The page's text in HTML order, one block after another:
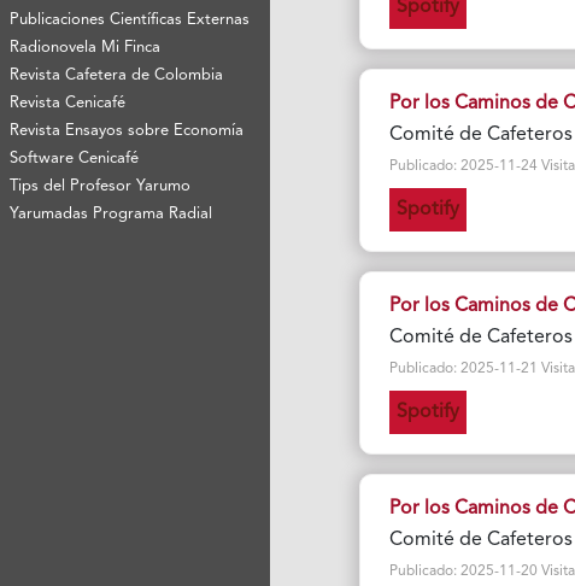
Publicaciones Científicas Externas
Radionovela Mi Finca
Revista Cafetera de Colombia
Revista Cenicafé
Revista Ensayos sobre Economía
Software Cenicafé
Tips del Profesor Yarumo
Yarumadas Programa Radial
Spotify
Por los Caminos de
Comité de
Publicado: 2025-11-24
Spotify
Por los Caminos de
Comité de
Publicado: 2025-11-21
Spotify
Por los Caminos de
Comité de
Publicado: 2025-11-20